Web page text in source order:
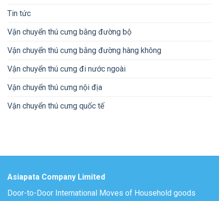
Tin tức
Vận chuyển thú cưng bằng đường bộ
Vận chuyển thú cưng bằng đường hàng không
Vận chuyển thú cưng đi nước ngoài
Vận chuyển thú cưng nội địa
Vận chuyển thú cưng quốc tế
Asiapata Company Limited
Door-to-Door International Moves of Household goods